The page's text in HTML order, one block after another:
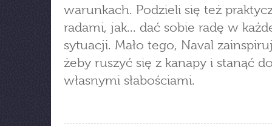
warunkach. Podzieli się też
radami, jak... dać sobie radę w
sytuacji. Mało tego, Naval
żeby ruszyć się z kanapy i stanąć
własnymi słabościami.